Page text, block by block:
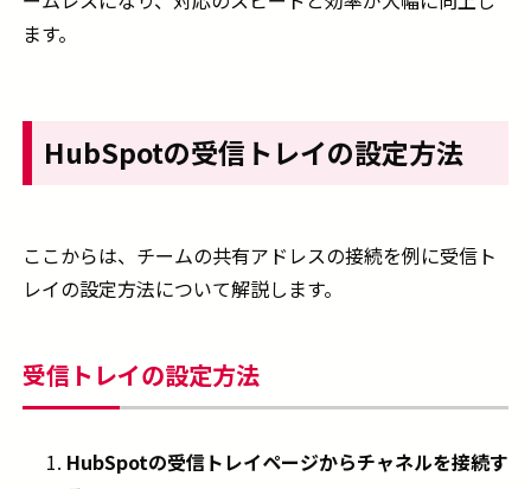
ます。
HubSpotの受信トレイの設定方法
ここからは、チームの共有アドレスの接続を例に受信ト
レイの設定方法について解説します。
受信トレイの設定方法
HubSpotの受信トレイページからチャネルを接続す